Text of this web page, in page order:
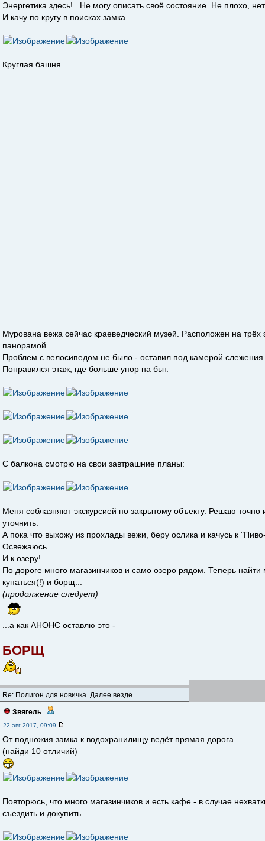
Энергетика здесь!.. Не могу описать своё состояние. Не плохо,
И качу по кругу в поисках замка.
Круглая башня
Мурована вежа сейчас краеведческий музей. Расположен на трёх
панорамой.
Проблем с велосипедом не было - оставил под камерой слежения.
Понравился этаж, где больше упор на быт.
С балкона смотрю на свои завтрашние планы:
Меня соблазняют экскурсией по закрытому объекту. Решаю точно
уточнить.
А пока что выхожу из прохлады вежи, беру ослика и качусь к
Освежаюсь.
И к озеру!
По дороге много магазинчиков и само озеро рядом. Теперь найти
купаться(!) и борщ...
(продолжение следует)
...а как АНОНС оставлю это -
БОРЩ
Re: Полигон для новичка. Далее везде...
Звягель -
22 авг 2017, 09:09
От подножия замка к водохранилищу ведёт прямая дорога.
(найди 10 отличий)
Повторюсь, что много магазинчиков и есть кафе - в случае
съездить и докупить.